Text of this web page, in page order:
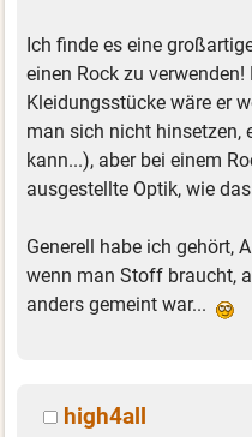
Ich finde es eine
einen Rock zu verwenden!
Kleidungsstücke wäre er
man sich nicht hinsetzen,
kann...), aber bei einem
ausgestellte Optik, wie
Generell habe ich gehört,
wenn man Stoff braucht,
anders gemeint war...
high4all